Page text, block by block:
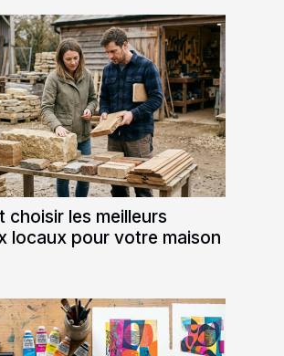
choisir les meilleurs
locaux pour votre maison